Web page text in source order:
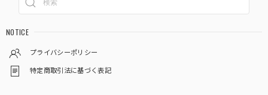
NOTICE
プライバシーポリシー
特定商取引法に基づく表記